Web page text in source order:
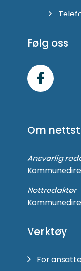
Følg oss
Facebook
Om
Ansvarlig
Nettredaktør
Verktøy
For